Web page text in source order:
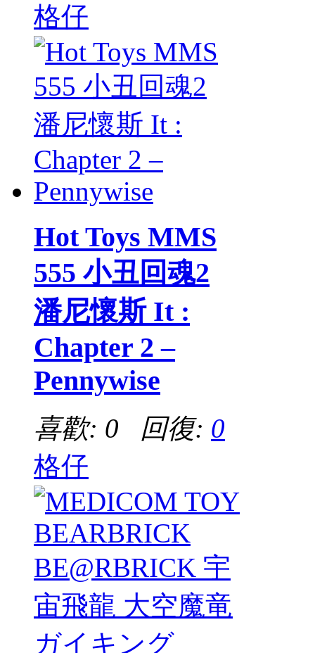
格仔
Hot Toys MMS
555 小丑回魂2
潘尼懷斯 It :
Chapter 2 –
Pennywise
喜歡: 0 回復: 0
格仔